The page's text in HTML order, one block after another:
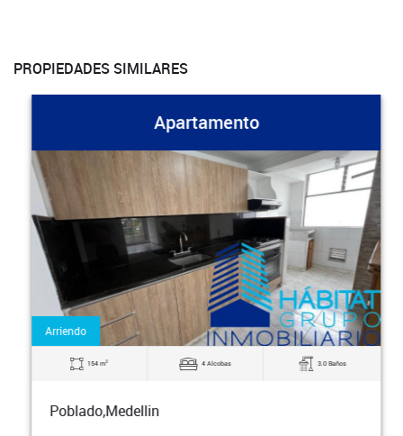
PROPIEDADES SIMILARES
Apartamento
Arriendo
154 m2 4 Alcobas 3.0 Baños
Poblado,Medellin